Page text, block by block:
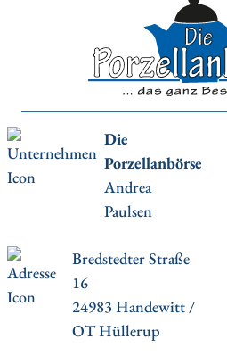
Die
Porzellanbörse
Andrea
Paulsen
Bredstedter Straße
16
24983 Handewitt /
OT Hüllerup